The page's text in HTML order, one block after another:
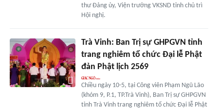
thư Đảng ủy, Viện trưởng VKSND tỉnh chủ trì
Hội nghị.
Trà Vinh: Ban Trị sự GHPGVN tỉnh
trang nghiêm tổ chức Đại lễ Phật
đản Phật lịch 2569
Chiều ngày 10-5, tại Công viên Phạm Ngũ Lão
(khóm 9, P.1, TP.Trà Vinh), Ban Trị sự GHPGVN
tỉnh Trà Vinh trang nghiêm tổ chức Đại lễ Phật